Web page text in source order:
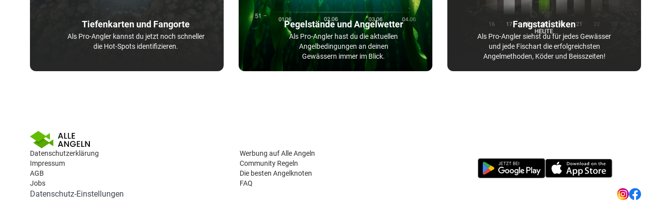
Tiefenkarten und Fangorte
Als Pro-Angler kannst du jetzt noch schneller
die Hot-Spots identifizieren.
Pegelstände und Angelwetter
Als Pro-Angler hast du die aktuellen
Angelbedingungen an deinen
Gewässern immer im Blick.
Fangstatistiken
Als Pro-Angler siehst du für jedes Gewässer
und jede Fischart die erfolgreichsten
Angelmethoden, Köder und Beisszeiten!
Datenschutzerklärung
Impressum
AGB
Jobs
Werbung auf Alle Angeln
Community Regeln
Die besten Angelknoten
FAQ
Datenschutz-Einstellungen